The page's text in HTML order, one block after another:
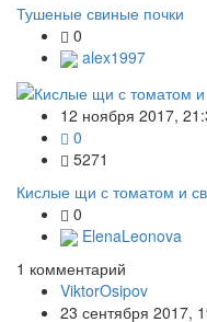
Тушеные свиные почки
0
alex1997
12 ноября 2017,
0
5271
Кислые щи с томатом и
0
ElenaLeonova
1 комментарий
ViktorOsipov
23 сентября 2017,